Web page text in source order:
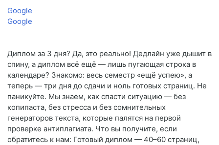
Google
Google
Диплом за 3 дня? Да, это реально! Дедлайн уже дышит в
спину, а диплом всё ещё — лишь пугающая строка в
календаре? Знакомо: весь семестр «ещё успею», а
теперь — три дня до сдачи и ноль готовых страниц. Не
паникуйте. Мы знаем, как спасти ситуацию — без
копипаста, без стресса и без сомнительных
генераторов текста, которые палятся на первой
проверке антиплагиата. Что вы получите, если
обратитесь к нам: Готовый диплом — 40–60 страниц,